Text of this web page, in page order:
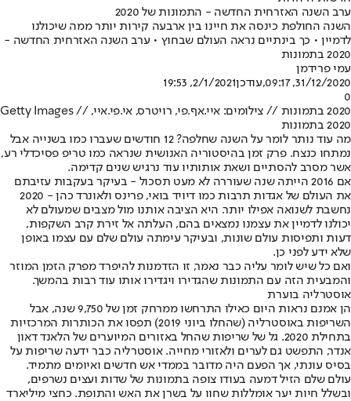
ערב השנה האזרחית החדשה - התמונות של 2020
השנה החולפת כינסה את חיינו בין ארבעה קירות יותר ממה שיכולנו
לדמיין • כך בינתיים נראה העולם שבחוץ • ערב השנה האזרחית החדשה -
2020 בתמונות
עמי פרידמן
31/12/2020, 09:17
,עודכן2/1/2021, 19:53
0
2020 בתמונות // צילומים: איי.אף.פי, רויטרס, אי.פי.איי, Getty Images //
2020 בתמונות
מה עוד נותר לומר על השנה שחלפה? 12 חודשים שעברו כמו בשנייה אבל
נמתחו כנצח. פרק זמן בהיסטוריה האנושית שנראה כמו טריפ פסיכדלי רע,
אשר מסרב להסתיים ושאת אותותיו עוד נרגיש שנים קדימה.
אם 2016 הייתה שנה שעוררה לא מעט תסכול - בעיקר בעקבות עזיבתם
את העולם של אגדות תרבות כמו דיויד בואי, פרינס ולאונרד כהן - 2020
נחשבת לשנואה אפילו יותר. היא הציבה אותנו מול מצבים שמעולם לא
יכולנו לדמיין את עצמנו נמצאים בהם, העלתה אל זירת קרב השקפות,
דעות ותפיסות עולם שונות, ובעיקר עימתה עולם שלם עם עצמו באופן
שלא ידע לפני כן.
ואם כל שיש לומר עליה כבר נאמר, זו הזדמנות להיפרד מפרק הזמן המוזר
והמבעית הזה עם התמונות שהגדירו ויגדירו אותו עוד רבות בהמשך.
אוסטרליה בוערת
הן אמנם נראות היום כאילו התרחשו ממרחק זמן של 9,750 שנה, אבל
השריפות באוסטרליה (שהחלו ביוני 2019) תפסו את הכותרות המרכזיות
בתחילת 2020. גל של שריפות שהחל באזורים המיוערים של הלאנד דאון
אנדר, התפשט גם לערים ולאזורי מחייה. אוסטרליה כבר ידעה שריפות על
בסיס עונתי, אך הפעם היה מדובר בממדי אש חדשים ואיומים מתמיד.
עולם שלם הזיל דמעה בעודו צופה בתמונות של שדות ועצים נשרפים,
ובשלל חיות יער אומללות שחוו על בשרן את האש והתופת. כחצי מיליארד